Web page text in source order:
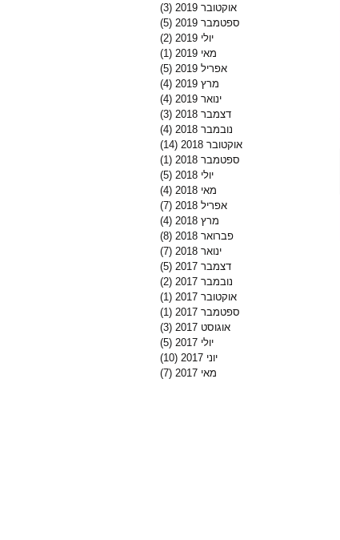
אוקטובר 2019
(3)
ספטמבר 2019
(5)
יולי 2019
(2)
מאי 2019
(1)
אפריל 2019
(5)
מרץ 2019
(4)
ינואר 2019
(4)
דצמבר 2018
(3)
נובמבר 2018
(4)
אוקטובר 2018
(14)
ספטמבר 2018
(1)
יולי 2018
(5)
מאי 2018
(4)
אפריל 2018
(7)
מרץ 2018
(4)
פברואר 2018
(8)
ינואר 2018
(7)
דצמבר 2017
(5)
נובמבר 2017
(2)
אוקטובר 2017
(1)
ספטמבר 2017
(1)
אוגוסט 2017
(3)
יולי 2017
(5)
יוני 2017
(10)
מאי 2017
(7)